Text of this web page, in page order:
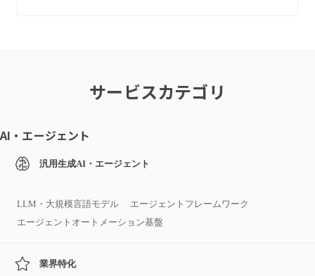
サービスカテゴリ
AI・エージェント
汎用生成AI・エージェント
LLM・大規模言語モデル
エージェントフレームワーク
エージェントオートメーション基盤
業界特化